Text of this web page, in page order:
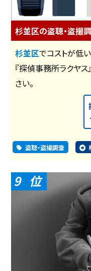
杉並区の盗聴・盗撮
杉並区でコストが低い
『探偵事務所ラクヤ
さい。
盗聴・盗撮調査
9